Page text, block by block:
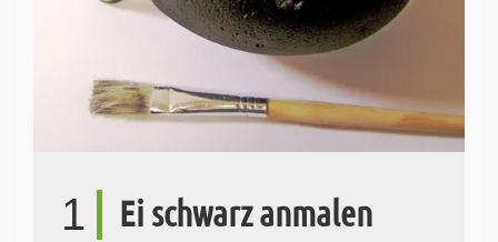
1 Ei schwarz anmalen